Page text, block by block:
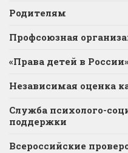
Родителям
Профсоюзная
«Права детей в России»
Независимая оценка
Служба психолого-
поддержки
Всероссийские